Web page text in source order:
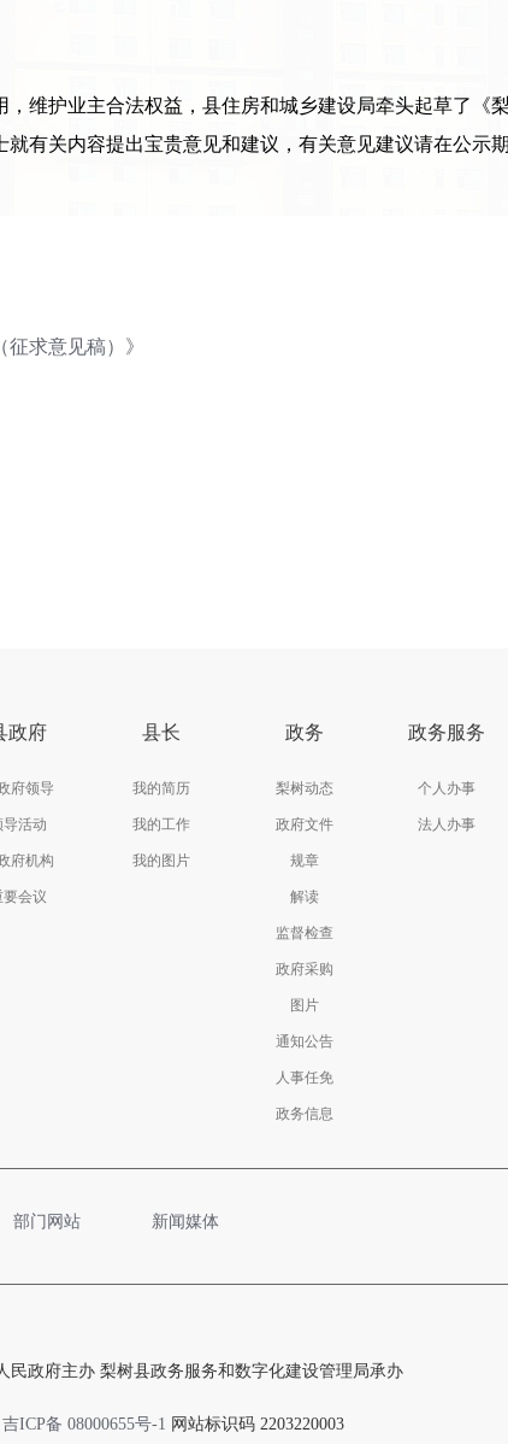
护业主合法权益，县住房和城乡建设局牵头起草了《梨
有关内容提出宝贵意见和建议，有关意见建议请在公示
求意见稿）》
政府
府领导
导活动
府机构
要会议
县长
我的简历
我的工作
我的图片
政务
梨树动态
政府文件
规章
解读
监督检查
政府采购
图片
通知公告
人事任免
政务信息
政务服务
个人办事
法人办事
部门网站 新闻媒体
民政府主办 梨树县政务服务和数字化建设管理局承办
吉ICP备 08000655号-1 网站标识码 2203220003